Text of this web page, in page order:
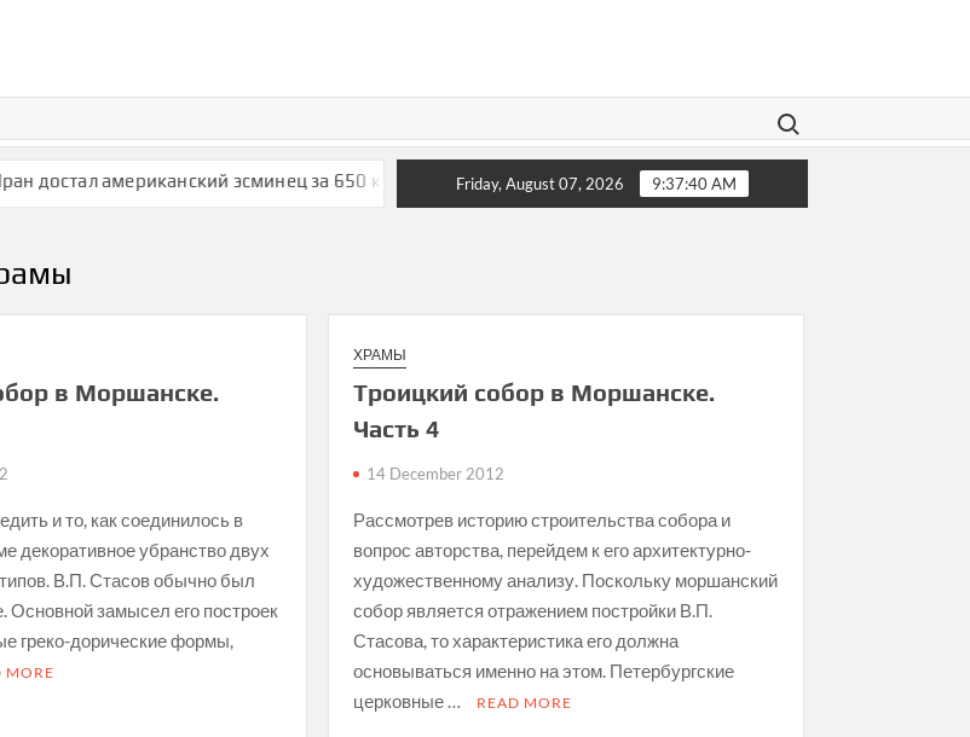
Search for:
американский эсминец за 650 километров от своих берегов Гробы вместо парада: Как Иран
Friday, August 07, 2026 9:37:40 AM
в Моршанске.
и то, как соединилось в
декоративное убранство двух
В.П. Стасов обычно был
Основной замысел его построек
греко-дорические формы,
MORE
ХРАМЫ
Троицкий собор в Моршанске.
Часть 4
14 December 2012
Рассмотрев историю строительства собора и
вопрос авторства, перейдем к его архитектурно-
художественному анализу. Поскольку моршанский
собор является отражением постройки В.П.
Стасова, то характеристика его должна
основываться именно на этом. Петербургские
церковные …
READ MORE